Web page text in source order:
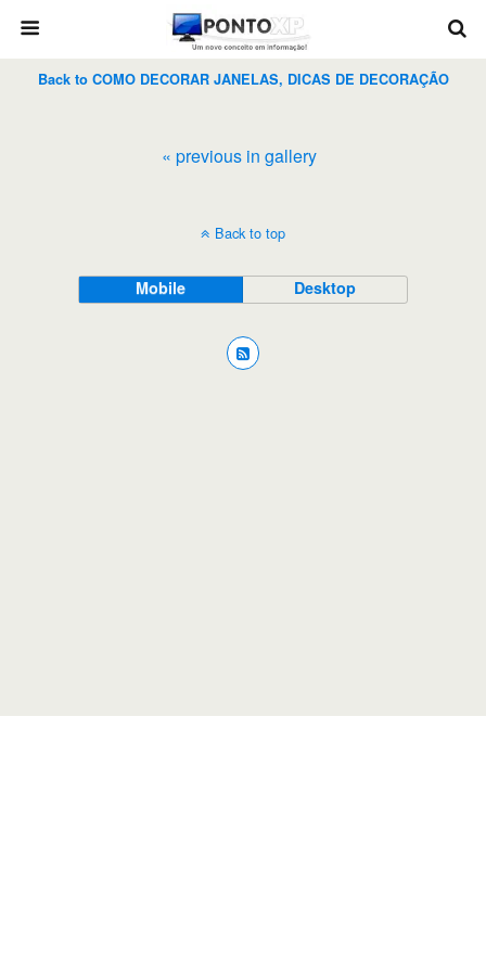
Back to COMO DECORAR JANELAS, DICAS DE DECORAÇÃO
« previous in gallery
Back to top
Mobile Desktop